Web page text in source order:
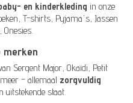
en kinderkleding in onze
, T-shirts, Pyjama's, Jassen
Onesies.
merken
Sergent Major, Okaïdi, Petit
– allemaal zorgvuldig
uitstekende staat.